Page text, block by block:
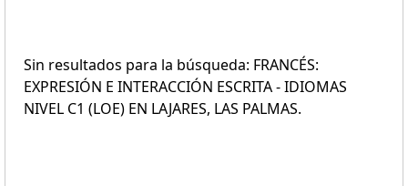
Sin resultados para la búsqueda: FRANCÉS:
EXPRESIÓN E INTERACCIÓN ESCRITA - IDIOMAS
NIVEL C1 (LOE) EN LAJARES, LAS PALMAS.